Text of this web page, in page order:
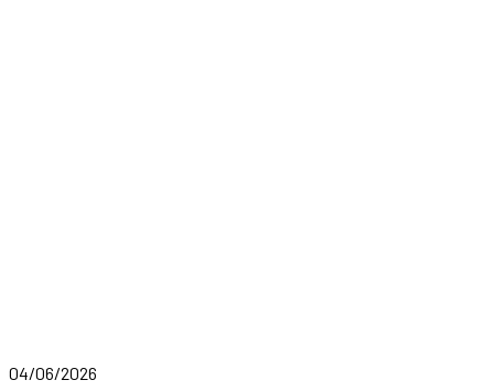
04/06/2026